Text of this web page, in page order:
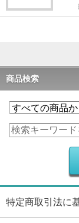
商品検索
特定商取引法に